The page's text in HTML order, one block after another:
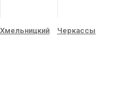
Хмельницкий Черкассы